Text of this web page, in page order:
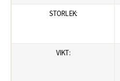
STORLEK:
VIKT: